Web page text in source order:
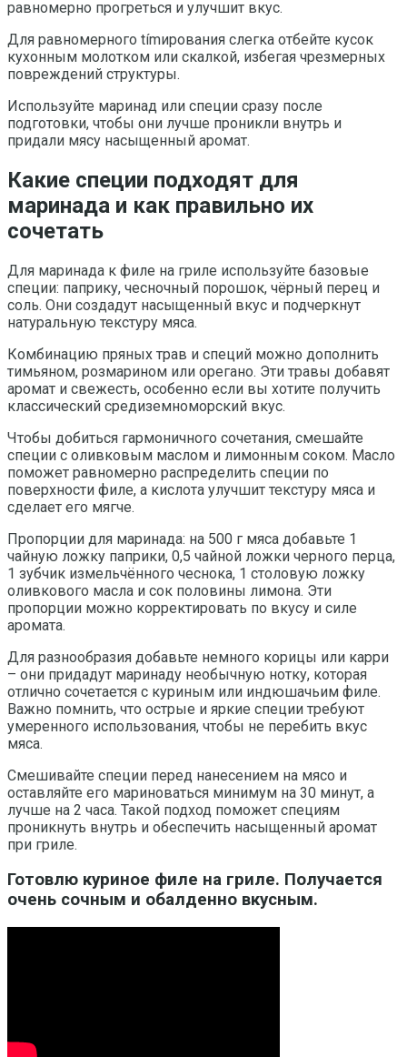
равномерно прогреться и улучшит вкус.
Для равномерного tímирования слегка отбейте кусок
кухонным молотком или скалкой, избегая чрезмерных
повреждений структуры.
Используйте маринад или специи сразу после
подготовки, чтобы они лучше проникли внутрь и
придали мясу насыщенный аромат.
Какие специи подходят для
маринада и как правильно их
сочетать
Для маринада к филе на гриле используйте базовые
специи: паприку, чесночный порошок, чёрный перец и
соль. Они создадут насыщенный вкус и подчеркнут
натуральную текстуру мяса.
Комбинацию пряных трав и специй можно дополнить
тимьяном, розмарином или орегано. Эти травы добавят
аромат и свежесть, особенно если вы хотите получить
классический средиземноморский вкус.
Чтобы добиться гармоничного сочетания, смешайте
специи с оливковым маслом и лимонным соком. Масло
поможет равномерно распределить специи по
поверхности филе, а кислота улучшит текстуру мяса и
сделает его мягче.
Пропорции для маринада: на 500 г мяса добавьте 1
чайную ложку паприки, 0,5 чайной ложки черного перца,
1 зубчик измельчённого чеснока, 1 столовую ложку
оливкового масла и сок половины лимона. Эти
пропорции можно корректировать по вкусу и силе
аромата.
Для разнообразия добавьте немного корицы или карри
– они придадут маринаду необычную нотку, которая
отлично сочетается с куриным или индюшачьим филе.
Важно помнить, что острые и яркие специи требуют
умеренного использования, чтобы не перебить вкус
мяса.
Смешивайте специи перед нанесением на мясо и
оставляйте его мариноваться минимум на 30 минут, а
лучше на 2 часа. Такой подход поможет специям
проникнуть внутрь и обеспечить насыщенный аромат
при гриле.
Готовлю куриное филе на гриле. Получается
очень сочным и обалденно вкусным.